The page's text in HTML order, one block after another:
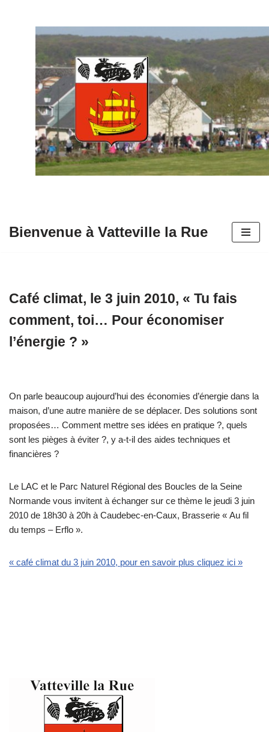
contenu
Bienvenue à Vatteville la Rue
Café climat, le 3 juin 2010, « Tu fais
comment, toi… Pour économiser
l’énergie ? »
On parle beaucoup aujourd’hui des économies d’énergie dans la
maison, d’une autre manière de se déplacer. Des solutions sont
proposées… Comment mettre ses idées en pratique ?, quels
sont les pièges à éviter ?, y a-t-il des aides techniques et
financières ?
Le LAC et le Parc Naturel Régional des Boucles de la Seine
Normande vous invitent à échanger sur ce thème le jeudi 3 juin
2010 de 18h30 à 20h à Caudebec-en-Caux, Brasserie « Au fil
du temps – Erflo ».
« café climat du 3 juin 2010, pour en savoir plus cliquez ici »